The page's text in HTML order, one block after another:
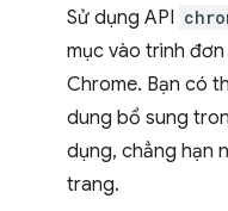
Sử dụng API
mục vào trình
Chrome. Bạn có
dung bổ sung
dụng, chẳng hạn
trang.